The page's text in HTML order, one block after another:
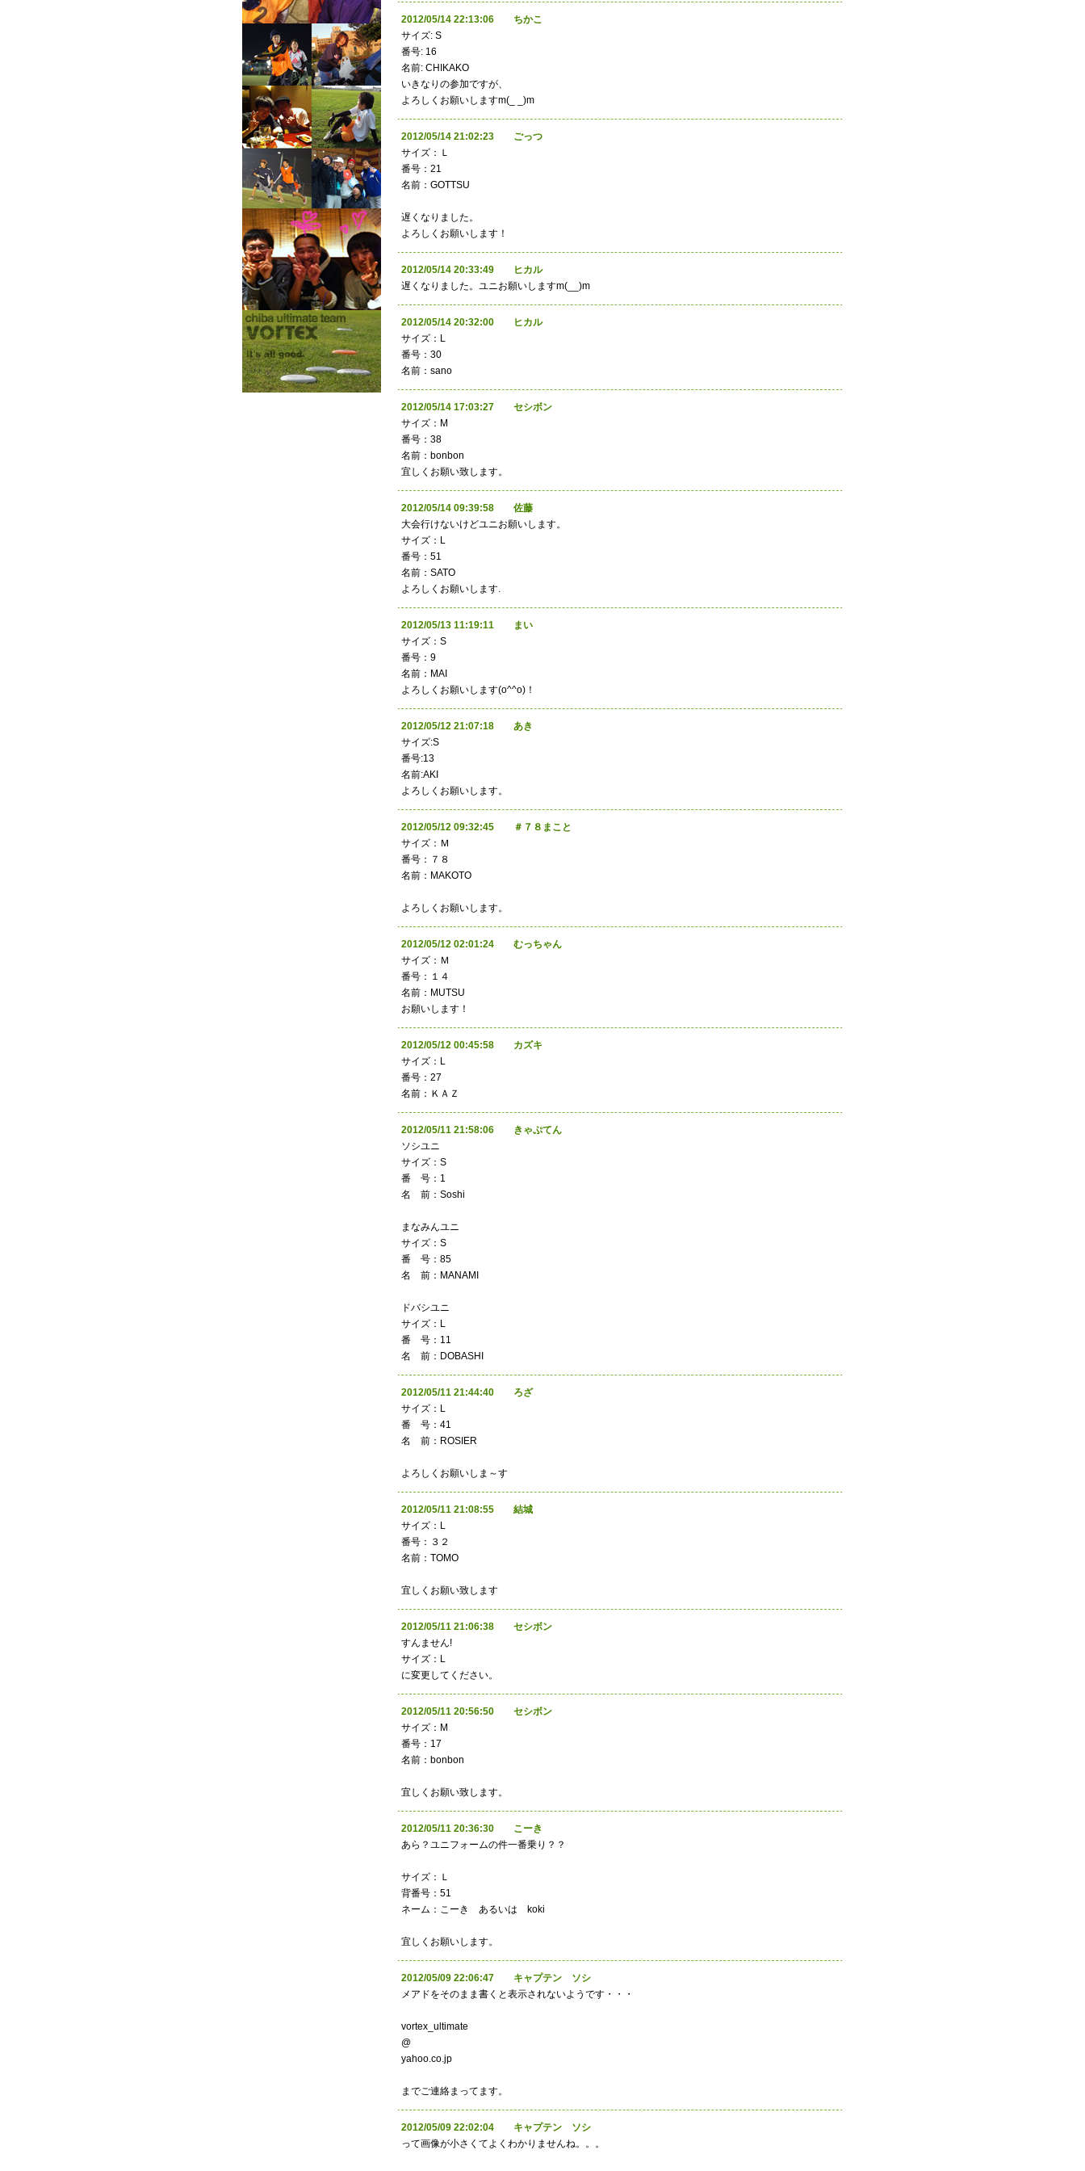
2012/05/14 22:13:06 ちかこ
サイズ: S
番号: 16
名前: CHIKAKO
いきなりの参加ですが、
よろしくお願いしますm(_ _)m
2012/05/14 21:02:23 ごっつ
サイズ：Ｌ
番号：21
名前：GOTTSU
遅くなりました。
よろしくお願いします！
2012/05/14 20:33:49 ヒカル
遅くなりました。ユニお願いしますm(__)m
2012/05/14 20:32:00 ヒカル
サイズ：L
番号：30
名前：sano
2012/05/14 17:03:27 セシボン
サイズ：M
番号：38
名前：bonbon
宜しくお願い致します。
2012/05/14 09:39:58 佐藤
大会行けないけどユニお願いします。
サイズ：L
番号：51
名前：SATO
よろしくお願いします.
2012/05/13 11:19:11 まい
サイズ：S
番号：9
名前：MAI
よろしくお願いします(o^^o)！
2012/05/12 21:07:18 あき
サイズ:S
番号:13
名前:AKI
よろしくお願いします。
2012/05/12 09:32:45 ＃７８まこと
サイズ：Ｍ
番号：７８
名前：MAKOTO
よろしくお願いします。
2012/05/12 02:01:24 むっちゃん
サイズ：Ｍ
番号：１４
名前：MUTSU
お願いします！
2012/05/12 00:45:58 カズキ
サイズ：L
番号：27
名前：ＫＡＺ
2012/05/11 21:58:06 きゃぷてん
ソシユニ
サイズ：S
番 号：1
名 前：Soshi
まなみんユニ
サイズ：S
番 号：85
名 前：MANAMI
ドバシユニ
サイズ：L
番 号：11
名 前：DOBASHI
2012/05/11 21:44:40 ろざ
サイズ：L
番 号：41
名 前：ROSIER
よろしくお願いしま～す
2012/05/11 21:08:55 結城
サイズ：L
番号：３２
名前：TOMO
宜しくお願い致します
2012/05/11 21:06:38 セシボン
すんません!
サイズ：L
に変更してください。
2012/05/11 20:56:50 セシボン
サイズ：M
番号：17
名前：bonbon
宜しくお願い致します。
2012/05/11 20:36:30 こーき
あら？ユニフォームの件一番乗り？？
サイズ：Ｌ
背番号：51
ネーム：こーき あるいは koki
宜しくお願いします。
2012/05/09 22:06:47 キャプテン ソシ
メアドをそのまま書くと表示されないようです・・・
vortex_ultimate
@
yahoo.co.jp
までご連絡まってます。
2012/05/09 22:02:04 キャプテン ソシ
って画像が小さくてよくわかりませんね。。。